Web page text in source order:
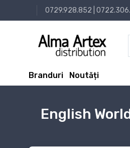
0729.928.852
Branduri Noutăți
English